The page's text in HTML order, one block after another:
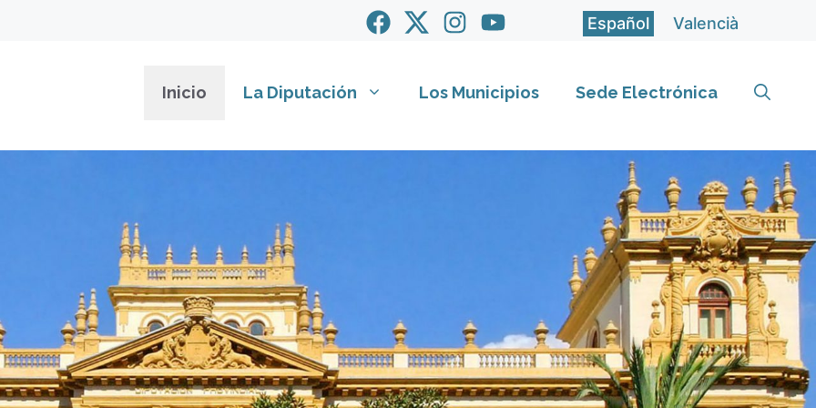
Español Valencià
Inicio La Diputación Los Municipios Sede Electrónica